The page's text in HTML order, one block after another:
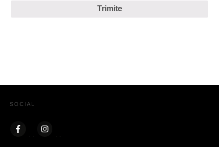
Trimite
SOCIAL